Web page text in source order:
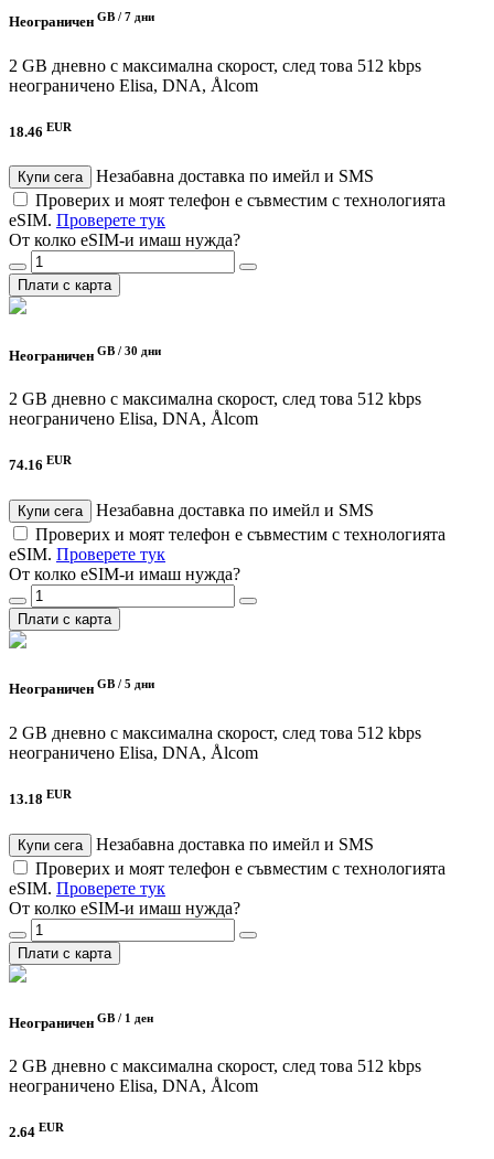
Неограничен GB / 7 дни
2 GB дневно с максимална скорост, след това 512 kbps
неограничено Elisa, DNA, Ålcom
18.46 EUR
Купи сега
Незабавна доставка по имейл и SMS
Проверих и моят телефон е съвместим с технологията
eSIM. Проверете тук
От колко eSIM-и имаш нужда?
Плати с карта
Неограничен GB / 30 дни
2 GB дневно с максимална скорост, след това 512 kbps
неограничено Elisa, DNA, Ålcom
74.16 EUR
Купи сега
Незабавна доставка по имейл и SMS
Проверих и моят телефон е съвместим с технологията
eSIM. Проверете тук
От колко eSIM-и имаш нужда?
Плати с карта
Неограничен GB / 5 дни
2 GB дневно с максимална скорост, след това 512 kbps
неограничено Elisa, DNA, Ålcom
13.18 EUR
Купи сега
Незабавна доставка по имейл и SMS
Проверих и моят телефон е съвместим с технологията
eSIM. Проверете тук
От колко eSIM-и имаш нужда?
Плати с карта
Неограничен GB / 1 ден
2 GB дневно с максимална скорост, след това 512 kbps
неограничено Elisa, DNA, Ålcom
2.64 EUR